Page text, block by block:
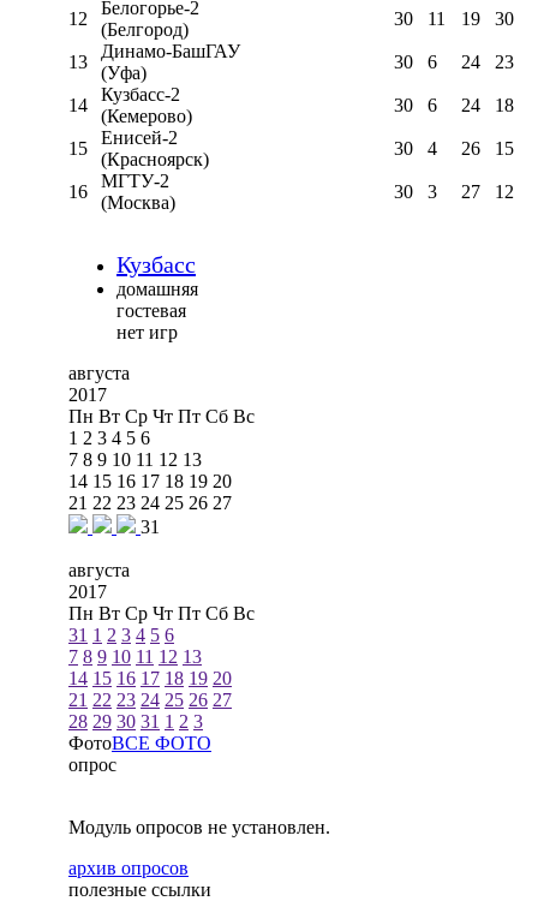
12
Белогорье-2
(Белгород)
30 11 19 30
13
Динамо-БашГАУ
(Уфа)
30 6 24 23
14
Кузбасс-2
(Кемерово)
30 6 24 18
15
Енисей-2
(Красноярск)
30 4 26 15
16
МГТУ-2
(Москва)
30 3 27 12
Кузбасс
домашняя
гостевая
нет игр
августа
2017
Пн Вт Ср Чт Пт Сб Вс
1 2 3 4 5 6
7 8 9 10 11 12 13
14 15 16 17 18 19 20
21 22 23 24 25 26 27
31
августа
2017
Пн Вт Ср Чт Пт Сб Вс
31 1 2 3 4 5 6
7 8 9 10 11 12 13
14 15 16 17 18 19 20
21 22 23 24 25 26 27
28 29 30 31 1 2 3
ФотоВСЕ ФОТО
опрос
Модуль опросов не установлен.
архив опросов
полезные ссылки